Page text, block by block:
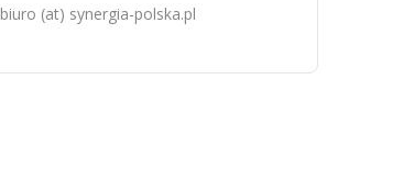
biuro (at) synergia-polska.pl